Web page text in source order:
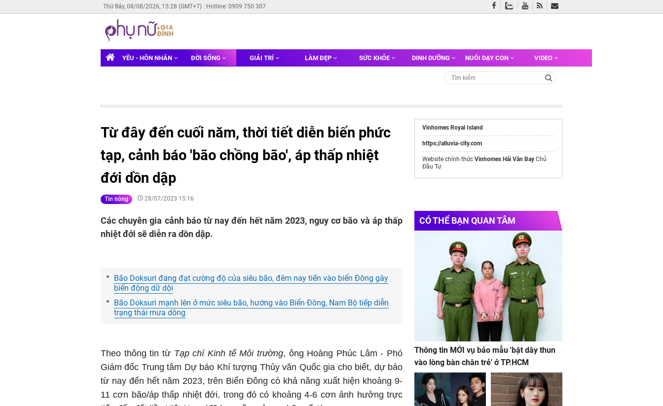
Thứ Bảy, 08/08/2026, 15:28 (GMT+7) Hotline: 0909 750 307
YÊU - HÔN NHÂN ĐỜI SỐNG GIẢI TRÍ LÀM ĐẸP SỨC KHỎE DINH DƯỠNG NUÔI DẠY CON VIDEO
Từ đây đến cuối năm, thời tiết diễn biến phức
tạp, cảnh báo 'bão chồng bão', áp thấp nhiệt
đới dồn dập
Tin nóng 28/07/2023 15:16
Các chuyên gia cảnh báo từ nay đến hết năm 2023, nguy cơ bão và áp thấp
nhiệt đới sẽ diễn ra dồn dập.
Bão Doksuri đang đạt cường độ của siêu bão, đêm nay tiến vào biển Đông gây
biển động dữ dội
Bão Doksuri mạnh lên ở mức siêu bão, hướng vào Biển Đông, Nam Bộ tiếp diễn
trạng thái mưa dông
Theo thông tin từ Tạp chí Kinh tế Môi trường, ông Hoàng Phúc Lâm - Phó
Giám đốc Trung tâm Dự báo Khí tượng Thủy văn Quốc gia cho biết, dự báo
từ nay đến hết năm 2023, trên Biển Đông có khả năng xuất hiện khoảng 9-
11 cơn bão/áp thấp nhiệt đới, trong đó có khoảng 4-6 cơn ảnh hưởng trực
Vinhomes Royal Island
https://alluvia-city.com
Website chính thức Vinhomes Hải Vân Bay Chủ
Đầu Tư
CÓ THỂ BẠN QUAN TÂM
Thông tin MỚI vụ bảo mẫu 'bật dây thun
vào lòng bàn chân trẻ' ở TP.HCM